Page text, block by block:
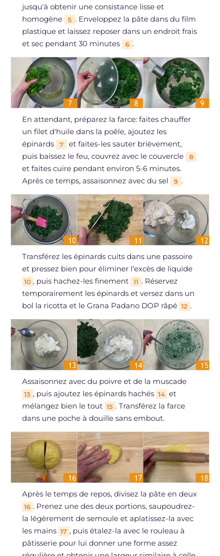
jusqu'à obtenir une consistance lisse et
homogène
5 . Enveloppez la pâte dans du film
plastique et laissez reposer dans un endroit frais
et sec pendant 30 minutes
6 .
En attendant, préparez la farce: faites chauffer
un filet d'huile dans la poêle, ajoutez les
épinards
7
et faites-les sauter brièvement,
puis baissez le feu, couvrez avec le couvercle
8
et faites cuire pendant environ 5-6 minutes.
Après ce temps, assaisonnez avec du sel
9 .
Transférez les épinards cuits dans une passoire
et pressez bien pour éliminer l'excès de liquide
10 , puis hachez-les finement 11 . Réservez
temporairement les épinards et versez dans un
bol la ricotta et le Grana Padano DOP râpé 12 .
Assaisonnez avec du poivre et de la muscade
13 , puis ajoutez les épinards hachés 14 et
mélangez bien le tout 15 . Transférez la farce
dans une poche à douille sans embout.
Après le temps de repos, divisez la pâte en deux
16 . Prenez une des deux portions, saupoudrez-
la légèrement de semoule et aplatissez-la avec
les mains 17 , puis étalez-la avec le rouleau à
pâtisserie pour lui donner une forme assez